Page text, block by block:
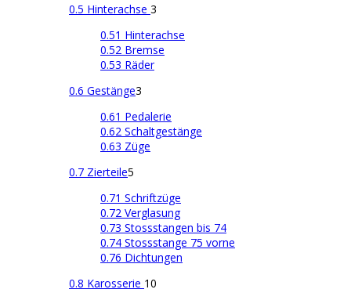
0.5 Hinterachse 3
0.51 Hinterachse
0.52 Bremse
0.53 Räder
0.6 Gestänge3
0.61 Pedalerie
0.62 Schaltgestänge
0.63 Züge
0.7 Zierteile5
0.71 Schriftzüge
0.72 Verglasung
0.73 Stossstangen bis 74
0.74 Stossstange 75 vorne
0.76 Dichtungen
0.8 Karosserie 10